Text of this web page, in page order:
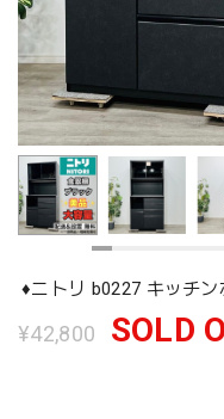
♦️ニトリ b0227 キッチ
¥42,800 SOLD